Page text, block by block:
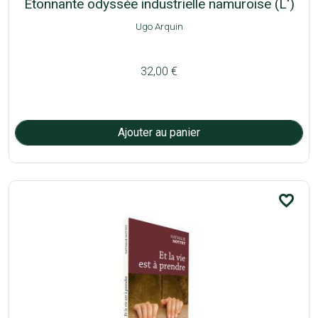
Etonnante odyssée industrielle namuroise (L')
Ugo Arquin
32,00 €
favorite_border